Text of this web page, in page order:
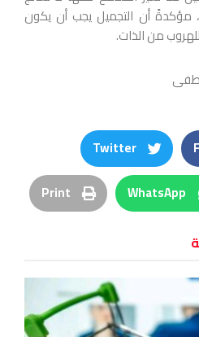
مؤكدةً أن التجميل يجب أن يكون
من الذات.
Twitter
WhatsApp
Print